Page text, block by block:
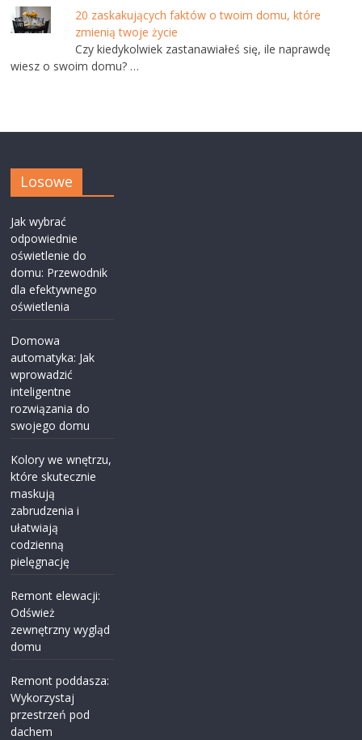
20 zaskakujących faktów o twoim domu, które
zmienią twoje życie
Czy kiedykolwiek zastanawiałeś się, ile naprawdę
wiesz o swoim domu? …
Losowe
Jak wybrać
odpowiednie
oświetlenie do
domu: Przewodnik
dla efektywnego
oświetlenia
Domowa
automatyka: Jak
wprowadzić
inteligentne
rozwiązania do
swojego domu
Kolory we wnętrzu,
które skutecznie
maskują
zabrudzenia i
ułatwiają
codzienną
pielęgnację
Remont elewacji:
Odśwież
zewnętrzny wygląd
domu
Remont poddasza:
Wykorzystaj
przestrzeń pod
dachem